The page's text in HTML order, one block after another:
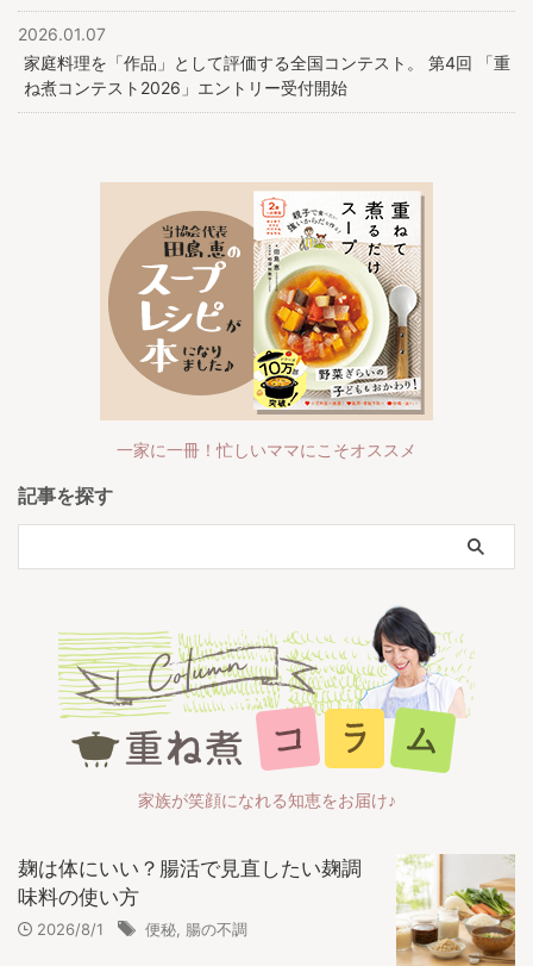
2026.01.07
家庭料理を「作品」として評価する全国コンテスト。 第4回 「重
ね煮コンテスト2026」エントリー受付開始
一家に一冊！忙しいママにこそオススメ
記事を探す
家族が笑顔になれる知恵をお届け♪
麹は体にいい？腸活で見直したい麹調
味料の使い方
2026/8/1 便秘, 腸の不調